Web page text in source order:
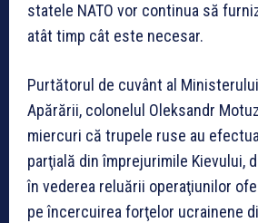
statele NATO vor continua să
atât timp cât este necesar.
Purtătorul de cuvânt al
Apărării, colonelul Oleksandr
miercuri că trupele ruse au
parţială din împrejurimile Kievului,
în vederea reluării operaţiunilor
pe încercuirea forţelor ucrainene